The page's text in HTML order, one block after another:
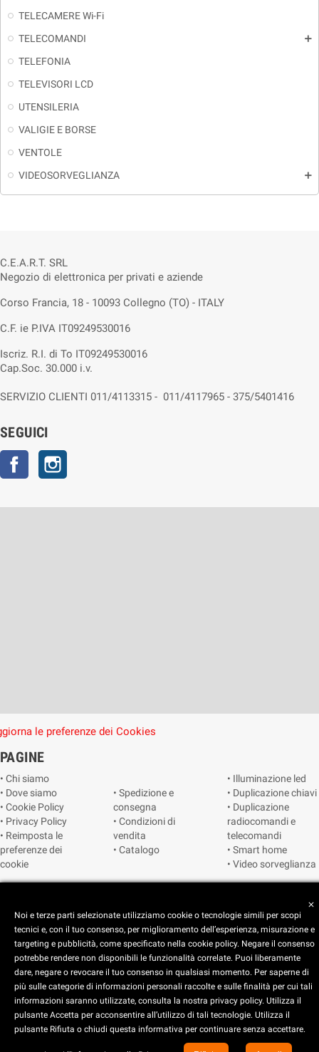
TELECAMERE Wi-Fi
TELECOMANDI
add
TELEFONIA
TELEVISORI LCD
UTENSILERIA
VALIGIE E BORSE
VENTOLE
VIDEOSORVEGLIANZA
add
C.E.A.R.T. SRL
Negozio di elettronica per privati e aziende
Corso Francia, 18 - 10093 Collegno (TO) - ITALY
C.F. ie P.IVA IT09249530016
Iscriz. R.I. di To IT09249530016
Cap.Soc. 30.000 i.v.
SERVIZIO CLIENTI 011/4113315 - 011/4117965 - 375/5401416
SEGUICI
Facebook
le preferenze dei Cookies
PAGINE
• Chi siamo
• Dove siamo
• Cookie Policy
• Privacy Policy
• Reimposta le
preferenze dei
cookie
• Spedizione e
consegna
• Condizioni di
vendita
• Catalogo
• Illuminazione led
• Duplicazione chiavi
• Duplicazione
radiocomandi e
telecomandi
• Smart home
• Video sorveglianza
C.E.A.R.T. Elettronica
4.5starstarstarstar star_half
Basato su914recensioni
close
Noi e terze parti selezionate utilizziamo cookie o tecnologie simili per scopi
tecnici e, con il tuo consenso, per miglioramento dell’esperienza, misurazione e
targeting e pubblicità, come specificato nella cookie policy. Negare il consenso
potrebbe rendere non disponibili le funzionalità correlate. Puoi liberamente
dare, negare o revocare il tuo consenso in qualsiasi momento. Per saperne di
più sulle categorie di informazioni personali raccolte e sulle finalità per cui tali
informazioni saranno utilizzate, consulta la nostra privacy policy. Utilizza il
pulsante Accetta per acconsentire all’utilizzo di tali tecnologie. Utilizza il
pulsante Rifiuta o chiudi questa informativa per continuare senza accettare.